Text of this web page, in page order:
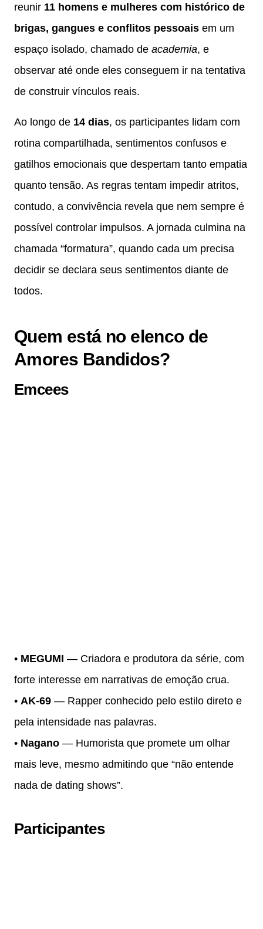
reunir 11 homens e mulheres com histórico de
brigas, gangues e conflitos pessoais em um
espaço isolado, chamado de academia, e
observar até onde eles conseguem ir na tentativa
de construir vínculos reais.
Ao longo de 14 dias, os participantes lidam com
rotina compartilhada, sentimentos confusos e
gatilhos emocionais que despertam tanto empatia
quanto tensão. As regras tentam impedir atritos,
contudo, a convivência revela que nem sempre é
possível controlar impulsos. A jornada culmina na
chamada “formatura”, quando cada um precisa
decidir se declara seus sentimentos diante de
todos.
Quem está no elenco de
Amores Bandidos?
Emcees
• MEGUMI — Criadora e produtora da série, com
forte interesse em narrativas de emoção crua.
• AK-69 — Rapper conhecido pelo estilo direto e
pela intensidade nas palavras.
• Nagano — Humorista que promete um olhar
mais leve, mesmo admitindo que “não entende
nada de dating shows”.
Participantes